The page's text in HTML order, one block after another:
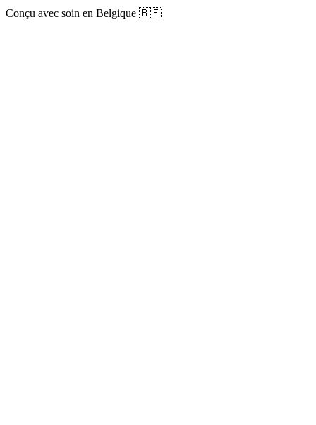
Conçu avec soin en Belgique 🇧🇪